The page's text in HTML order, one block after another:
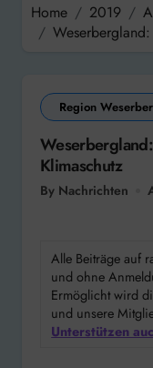
Home 2019
Region
Klimaschutz
By Nachrichten
Alle Beiträge auf
und ohne
Ermöglicht wird
und unsere
Unterstützen